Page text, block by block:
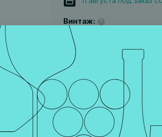
Винтаж: ?
2016
2 450 ₽ По карте
1 960 ₽